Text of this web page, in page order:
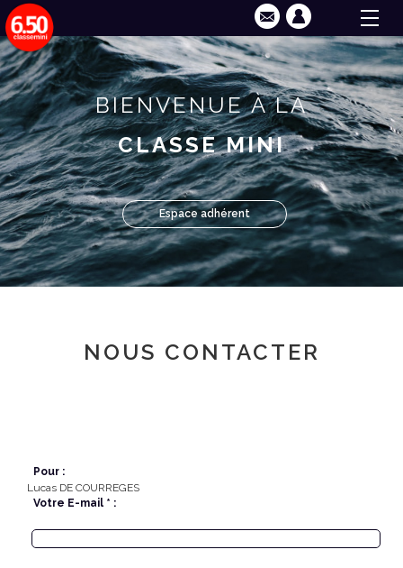
BIENVENUE À LA
CLASSE MINI
Espace adhérent
NOUS CONTACTER
Pour :
Lucas DE COURREGES
Votre E-mail * :